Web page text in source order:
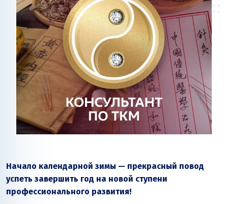
Начало календарной зимы — прекрасный повод
успеть завершить год на новой ступени
профессионального развития!